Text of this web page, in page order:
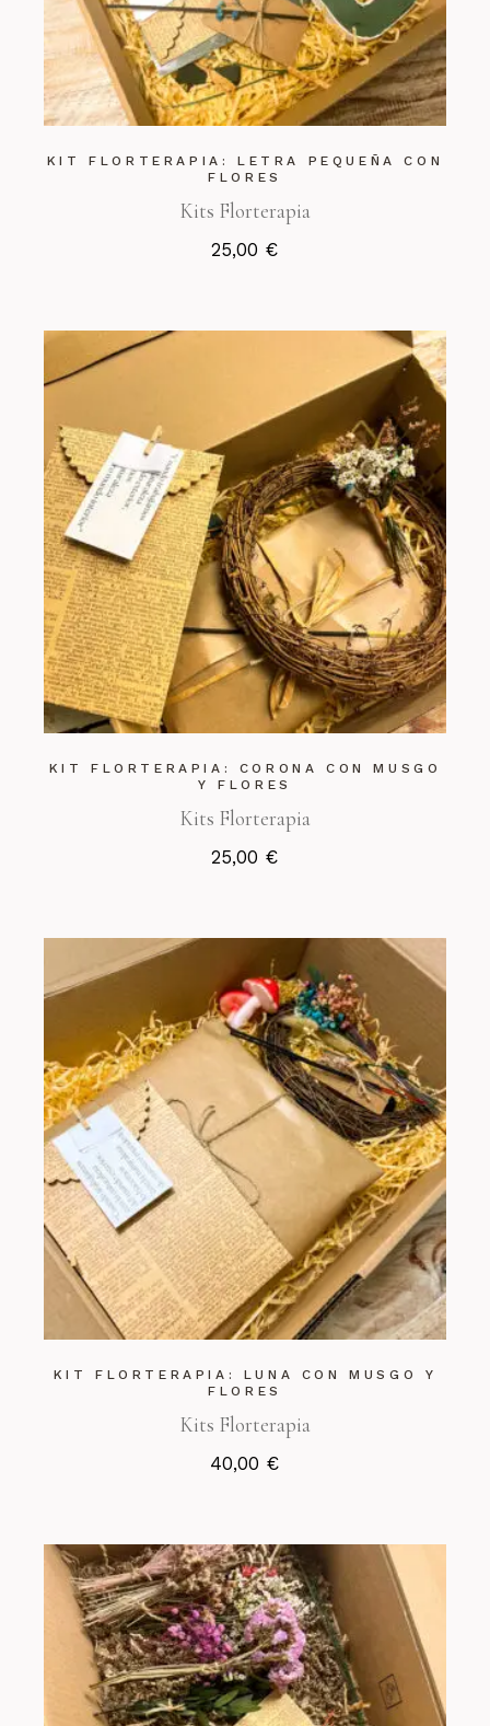
KIT FLORTERAPIA: LETRA PEQUEÑA CON
FLORES
Kits Florterapia
25,00 €
KIT FLORTERAPIA: CORONA CON MUSGO
Y FLORES
Kits Florterapia
25,00 €
KIT FLORTERAPIA: LUNA CON MUSGO Y
FLORES
Kits Florterapia
40,00 €